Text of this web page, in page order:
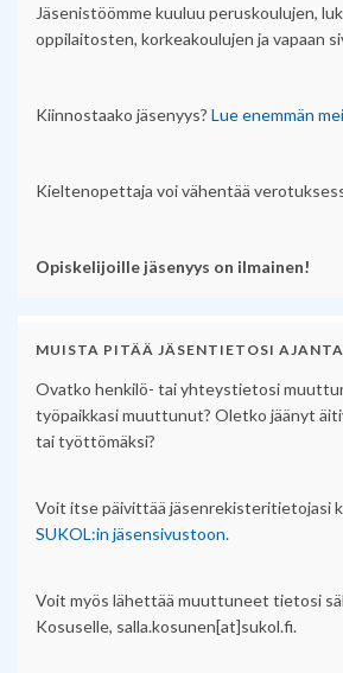
Jäsenistöömme kuuluu peruskoulujen,
oppilaitosten, korkeakoulujen ja vapaan
Kiinnostaako jäsenyys? Lue enemmän
Kieltenopettaja voi vähentää
Opiskelijoille jäsenyys on ilmainen!
MUISTA PITÄÄ JÄSENTIETOSI
Ovatko henkilö- tai yhteystietosi
työpaikkasi muuttunut? Oletko jäänyt
tai työttömäksi?
Voit itse päivittää jäsenrekisteritietojasi
SUKOL:in jäsensivustoon.
Voit myös lähettää muuttuneet tietosi
Kosuselle, salla.kosunen[at]sukol.fi.